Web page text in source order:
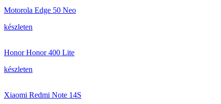
Motorola Edge 50 Neo
készleten
Honor Honor 400 Lite
készleten
Xiaomi Redmi Note 14S